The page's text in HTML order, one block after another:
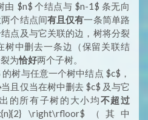
由 $n$ 个结点与 $n-1$ 条无向
个结点间有且仅有一条简单路
点及与它关联的边，树将分裂
树中删去一条边（保留关联结
为恰好两个子树。
树与任意一个树中结点 $c$，
当且仅当在树中删去 $c$ 及与它
的所有子树的大小均不超过
\right\rfloor$（其中